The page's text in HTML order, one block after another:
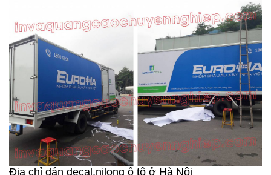
Địa chỉ dán decal,nilong ô tô ở Hà Nội